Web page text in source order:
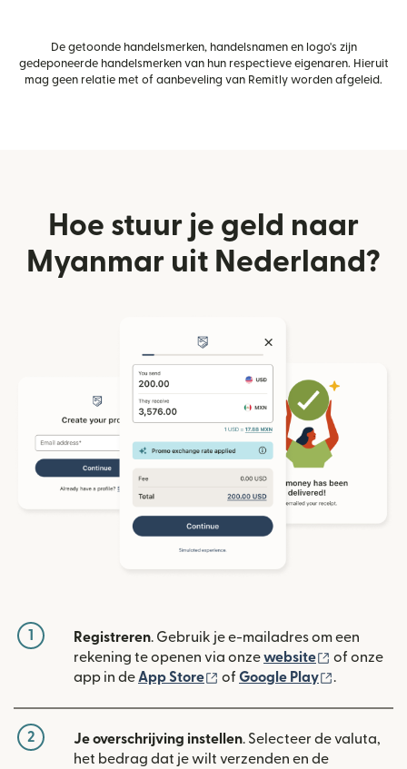
De getoonde handelsmerken, handelsnamen en logo's zijn
gedeponeerde handelsmerken van hun respectieve eigenaren. Hieruit
mag geen relatie met of aanbeveling van Remitly worden afgeleid.
Hoe stuur je geld naar
Myanmar uit Nederland?
1 Registreren. Gebruik je e-mailadres om een
rekening te openen via onzewebsite (wordt
of onze
app in de App Store (wordt geopend in een
of Google Play .
2 Je overschrijving instellen. Selecteer de valuta,
het bedrag dat je wilt verzenden en de